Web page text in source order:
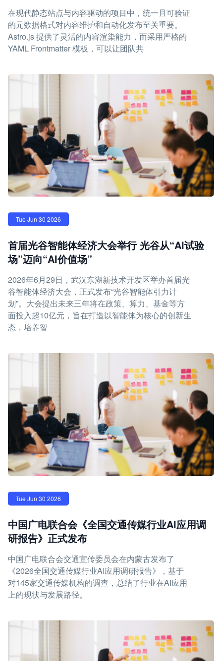
在现代静态站点与内容驱动的项目中，统一且可验证
的元数据格式对内容维护和自动化发布至关重要。
Astro.js 提供了灵活的内容渲染能力，而采用严格的
YAML Frontmatter 模板，可以让团队共
Tue Jun 30 2026
首届光谷智能体经济大会举行 光谷从“AI试验
场”迈向“AI价值场”
2026年6月29日，武汉东湖新技术开发区举办首届光
谷智能体经济大会，正式发布“光谷智能体引力计
划”。大会提出未来三年将在政策、算力、基金等方
面投入超10亿元，旨在打造以智能体为核心的创新生
态，培养智
Tue Jun 30 2026
中国广电联合会《全国交通传媒行业AI应用调
研报告》正式发布
中国广电联合会交通宣传委员会在内蒙古发布了
《2026全国交通传媒行业AI应用调研报告》，基于
对145家交通传媒机构的调查，总结了行业在AI应用
上的现状与发展路径。